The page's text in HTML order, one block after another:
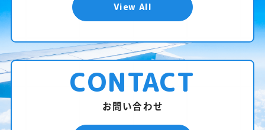
View All
CONTACT
お問い合わせ